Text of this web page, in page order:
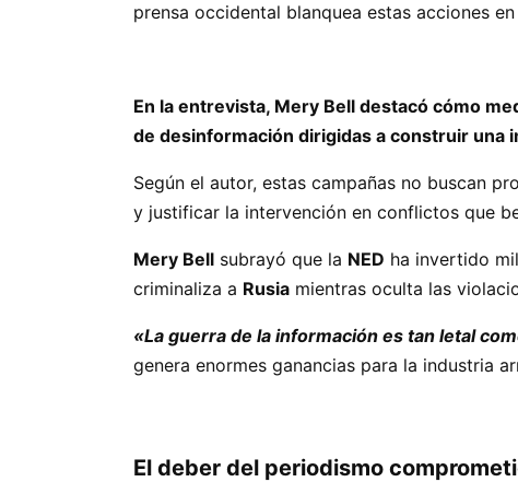
prensa occidental blanquea estas acciones
En la entrevista, Mery Bell destacó cómo
de desinformación dirigidas a construir una
Según el autor, estas campañas no buscan
y justificar la intervención en conflictos que
Mery Bell subrayó que la NED ha invertido
criminaliza a Rusia mientras oculta las
«La guerra de la información es tan letal
genera enormes ganancias para la industria
El deber del periodismo